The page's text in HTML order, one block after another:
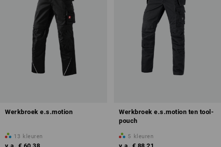
Werkbroek e.s.motion
13 kleuren
Werkbroek e.s.motion ten tool-
pouch
5 kleuren